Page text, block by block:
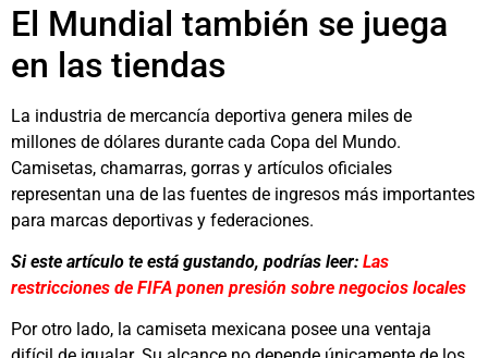
El Mundial también se juega
en las tiendas
La industria de mercancía deportiva genera miles de
millones de dólares durante cada Copa del Mundo.
Camisetas, chamarras, gorras y artículos oficiales
representan una de las fuentes de ingresos más importantes
para marcas deportivas y federaciones.
Si este artículo te está gustando, podrías leer: Las
restricciones de FIFA ponen presión sobre negocios locales
Por otro lado, la camiseta mexicana posee una ventaja